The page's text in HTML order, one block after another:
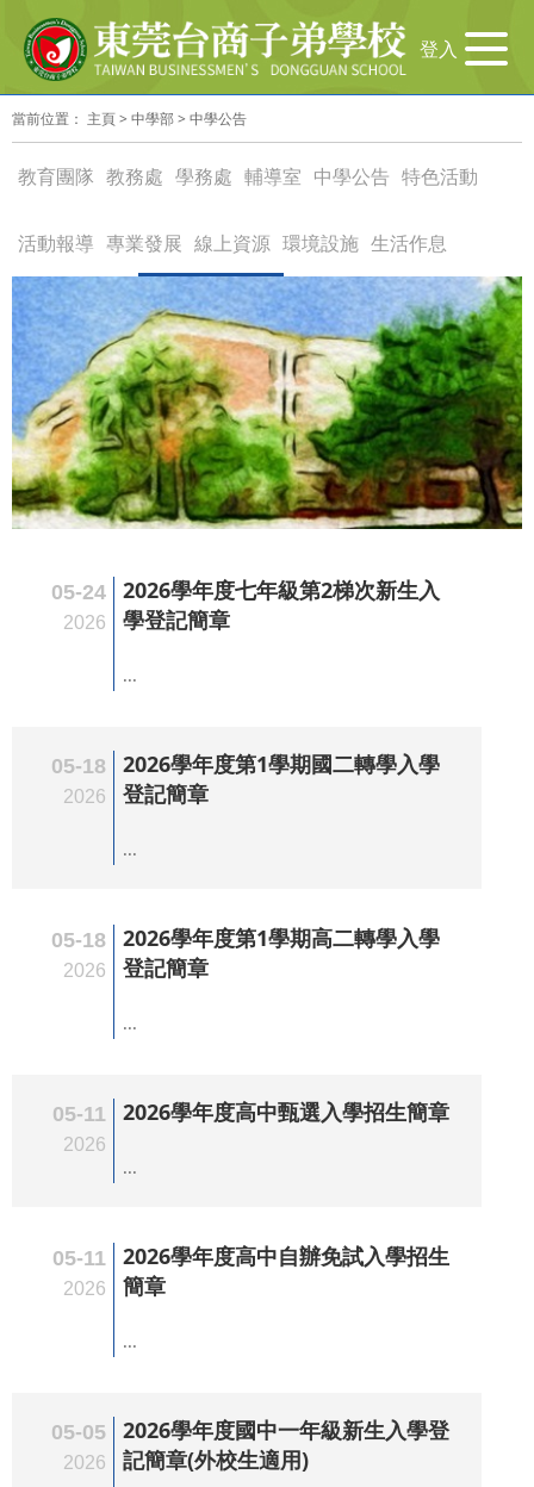
导
航
切
登入
當前位置： 主頁> 中學部> 中學公告
教育團隊 教務處 學務處 輔導室 中學公告 特色活動
活動報導 專業發展 線上資源 環境設施 生活作息
05-24
2026
2026學年度七年級第2梯次新生入
學登記簡章
...
05-18
2026
2026學年度第1學期國二轉學入學
登記簡章
...
05-18
2026
2026學年度第1學期高二轉學入學
登記簡章
...
05-11
2026
2026學年度高中甄選入學招生簡章
...
05-11
2026
2026學年度高中自辦免試入學招生
簡章
...
05-05
2026
2026學年度國中一年級新生入學登
記簡章(外校生適用)